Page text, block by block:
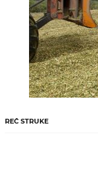
REČ STRUKE